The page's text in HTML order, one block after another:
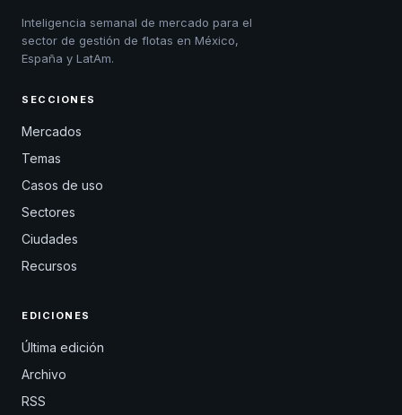
Inteligencia semanal de mercado para el
sector de gestión de flotas en México,
España y LatAm.
SECCIONES
Mercados
Temas
Casos de uso
Sectores
Ciudades
Recursos
EDICIONES
Última edición
Archivo
RSS